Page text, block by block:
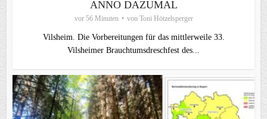
ANNO DAZUMAL
vor 56 Minuten von Toni Hötzelsperger
Vilsheim. Die Vorbereitungen für das mittlerweile 33.
Vilsheimer Brauchtumsdreschfest des...